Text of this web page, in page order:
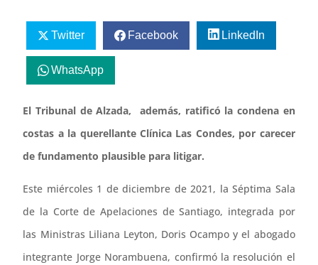
Twitter Facebook LinkedIn
WhatsApp
El Tribunal de Alzada, además, ratificó la condena en
costas a la querellante Clínica Las Condes, por carecer
de fundamento plausible para litigar.
Este miércoles 1 de diciembre de 2021, la Séptima Sala
de la Corte de Apelaciones de Santiago, integrada por
las Ministras Liliana Leyton, Doris Ocampo y el abogado
integrante Jorge Norambuena, confirmó la resolución el